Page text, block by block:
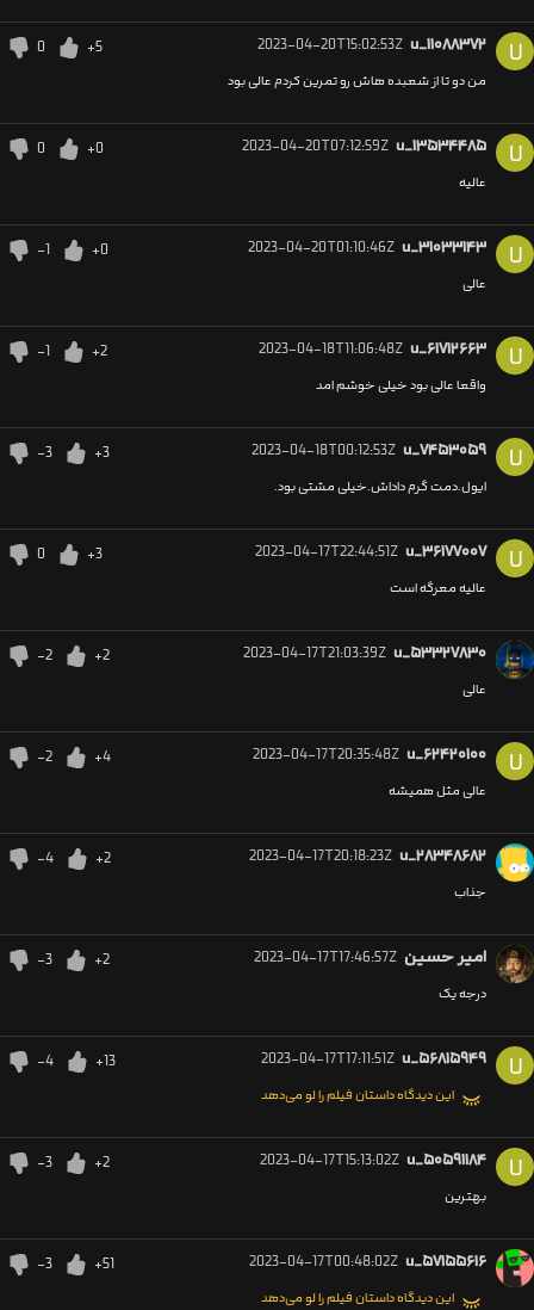
U u_۱۱۰۸۸۳۷۲ 2023-04-20T15:02:53Z
+5
0
من دو تا از شعبده هاش رو تمرین کردم عالی بود
U u_۱۳۵۳۴۴۸۵ 2023-04-20T07:12:59Z
+0
0
‌عالیه
U u_۳۱۰۳۳۱۴۳ 2023-04-20T01:10:46Z
+0
-1
عالی
U u_۶۱۷۱۲۶۶۳ 2023-04-18T11:06:48Z
+2
-1
واقعا عالی بود خیلی خوشم امد
U u_۷۴۵۳۰۵۹ 2023-04-18T00:12:53Z
+3
-3
ایول.دمت گرم داداش.خیلی مشتی بود.
U u_۳۶۱۷۷۰۰۷ 2023-04-17T22:44:51Z
+3
0
عالیه معرگه است
u_۵۳۳۲۷۸۳۰ 2023-04-17T21:03:39Z
+2
-2
عالی
U u_۶۲۴۲۰۱۰۰ 2023-04-17T20:35:48Z
+4
-2
عالی مثل همیشه
u_۲۸۳۴۸۶۸۲ 2023-04-17T20:18:23Z
+2
-4
جذاب
امیر حسین 2023-04-17T17:46:57Z
+2
-3
درجه یک
U u_۵۶۸۱۵۹۴۹ 2023-04-17T17:11:51Z
+13
-4
این دیدگاه داستان فیلم را لو می‌دهد
U u_۵۰۵۹۱۱۸۴ 2023-04-17T15:13:02Z
+2
-3
بهترین
u_۵۷۱۵۵۶۱۶ 2023-04-17T00:48:02Z
+51
-3
این دیدگاه داستان فیلم را لو می‌دهد